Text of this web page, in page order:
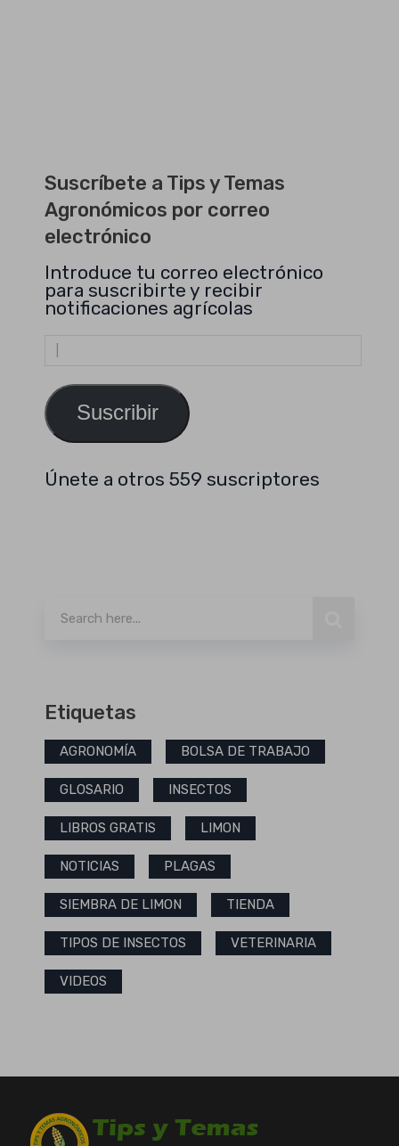
Suscríbete a Tips y Temas
Agronómicos por correo
electrónico
Introduce tu correo electrónico
para suscribirte y recibir
notificaciones agrícolas
Dirección
de
Suscribir
Únete a otros 559 suscriptores
Etiquetas
AGRONOMÍA BOLSA DE TRABAJO
GLOSARIO INSECTOS
LIBROS GRATIS LIMON
NOTICIAS PLAGAS
SIEMBRA DE LIMON TIENDA
TIPOS DE INSECTOS VETERINARIA
VIDEOS